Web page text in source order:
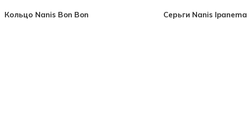
Кольцо Nanis Bon Bon Серьги Nanis Ipanema